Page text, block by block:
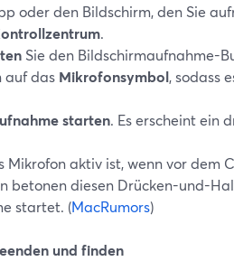
oder den Bildschirm, den Sie
.
Sie den Bildschirmaufnahme-
auf das Mikrofonsymbol, sodass
starten. Es erscheint ein
Mikrofon aktiv ist, wenn vor dem
betonen diesen Drücken-und-
startet. (MacRumors)
und finden